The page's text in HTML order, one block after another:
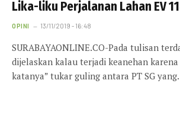
Lika-liku Perjalanan Lahan EV
OPINI 13/11/2019 - 16:48
SURABAYAONLINE.CO-Pada tulisan
dijelaskan kalau terjadi keanehan karena
katanya” tukar guling antara PT SG